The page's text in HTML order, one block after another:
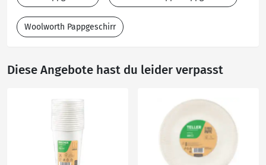
Woolworth Pappgeschirr
Diese Angebote hast du leider verpasst